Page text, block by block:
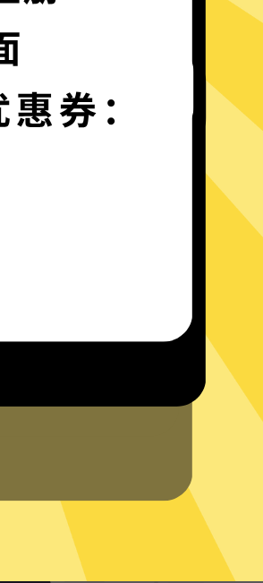
无论何地，无限访问
闪加速器的自研发通信协议，使您无论是
路上还是沙发上，都能轻松无限制访问全
球网络，体验真正的极速网络。